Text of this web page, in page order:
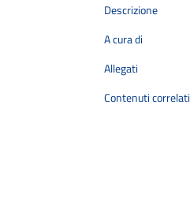
Descrizione
A cura di
Allegati
Contenuti correlati